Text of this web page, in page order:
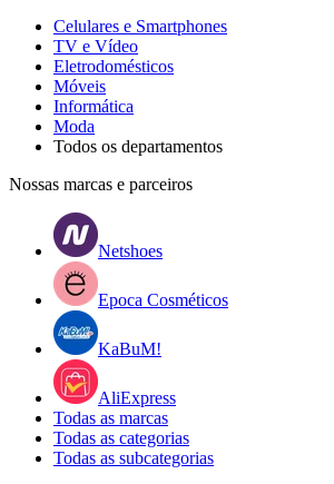
Celulares e Smartphones
TV e Vídeo
Eletrodomésticos
Móveis
Informática
Moda
Todos os departamentos
Nossas marcas e parceiros
Netshoes
Epoca Cosméticos
KaBuM!
AliExpress
Todas as marcas
Todas as categorias
Todas as subcategorias